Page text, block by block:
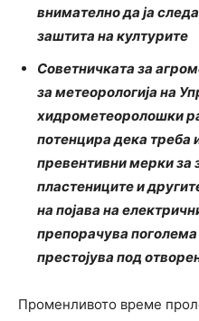
внимателно да ја
заштита на културите
Советничката за
за метеорологија на
хидрометеоролошки
потенцира дека треба
превентивни мерки за
пластениците и
на појава на
препорачува
престојува под
Променливото време